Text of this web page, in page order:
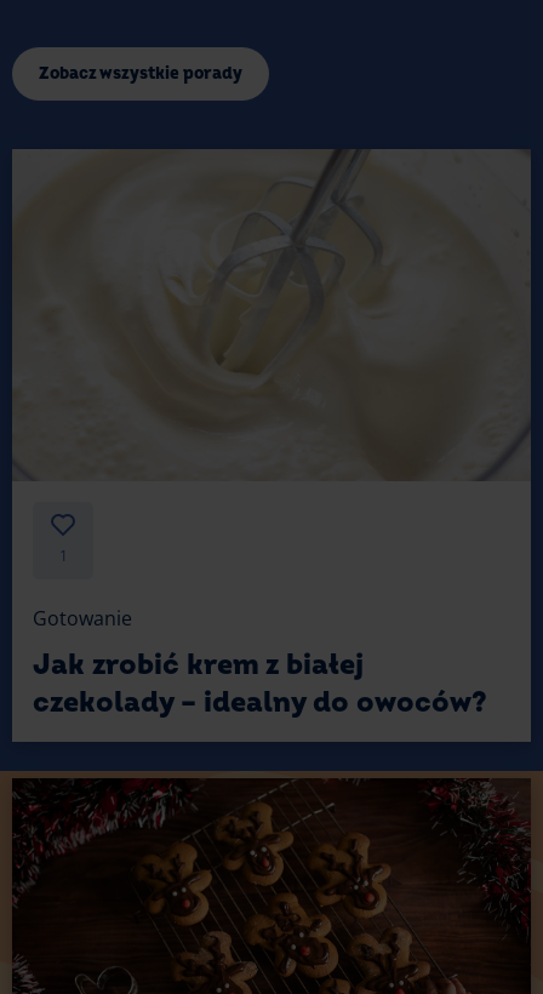
serek mascarpone z dodatkami;
ulubione powidła.
Oczywiście ta lista nie jest zamknięta. Mieszaj,
kombinuj i eksperymentuj bez obaw, aż znajdziesz
Zobacz wszystkie porady
1
Gotowanie
Jak zrobić krem z białej
czekolady – idealny do owoców?